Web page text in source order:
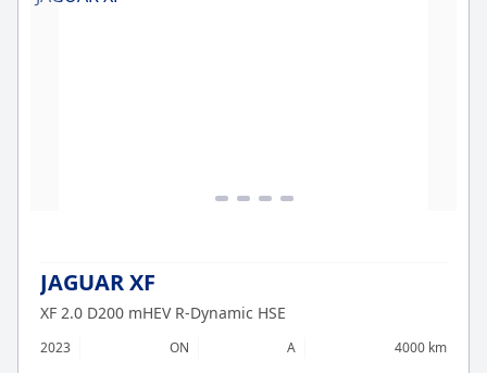
JAGUAR XF
XF 2.0 D200 mHEV R-Dynamic HSE
2023 ON A 4000 km